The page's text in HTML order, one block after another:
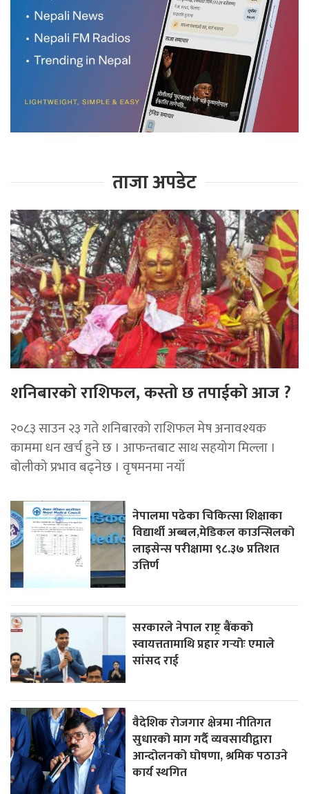
ताजा अपडेट
शनिबारको राशिफल, कस्तो छ तपाईको आज ?
२०८३ साउन २३ गते शनिबारको राशिफल मेष अनावश्यक
काममा धन खर्च हुने छ । आफन्तबाट साथ सहयोग मिल्ला ।
बोलीको प्रभाव बढ्नेछ । वृषमनमा नयाँ
नेपालमा पढेका चिकित्सा शिक्षाका
विद्यार्थी अब्बल,मेडिकल काउन्सिलको
लाइसेन्स परीक्षामा ९८.३७ प्रतिशत
उत्तिर्ण
सरकारले नेपाल राष्ट्र बैंकको
स्वायत्ततामाथि प्रहार गर्‍योः एमाले
सांसद राई
वैदेशिक रोजगार क्षेत्रमा नीतिगत
सुधारको माग गर्दै व्यवसायीद्वारा
आन्दोलनको घोषणा, श्रमिक पठाउने
कार्य स्थगित